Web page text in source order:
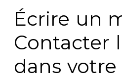
Écrire un
Contacter
dans